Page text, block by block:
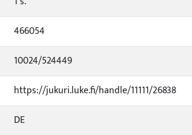
466054
10024/524449
https://jukuri.luke.fi/handle/11111/26838
DE